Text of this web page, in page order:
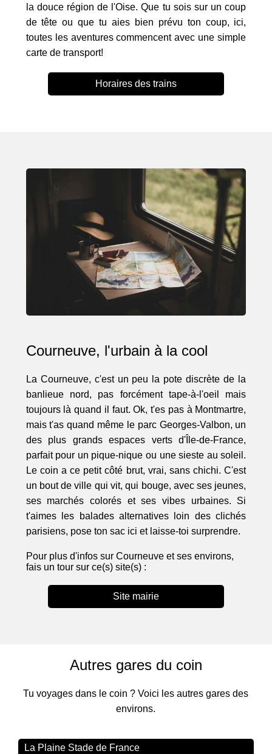
la douce région de l'Oise. Que tu sois sur un coup
de tête ou que tu aies bien prévu ton coup, ici,
toutes les aventures commencent avec une simple
carte de transport!
Horaires des trains
Courneuve, l'urbain à la cool
La Courneuve, c'est un peu la pote discrète de la
banlieue nord, pas forcément tape-à-l'oeil mais
toujours là quand il faut. Ok, t'es pas à Montmartre,
mais t'as quand même le parc Georges-Valbon, un
des plus grands espaces verts d'Île-de-France,
parfait pour un pique-nique ou une sieste au soleil.
Le coin a ce petit côté brut, vrai, sans chichi. C'est
un bout de ville qui vit, qui bouge, avec ses jeunes,
ses marchés colorés et ses vibes urbaines. Si
t'aimes les balades alternatives loin des clichés
parisiens, pose ton sac ici et laisse-toi surprendre.
Pour plus d'infos sur Courneuve et ses environs,
fais un tour sur ce(s) site(s) :
Site mairie
Autres gares du coin
Tu voyages dans le coin ? Voici les autres gares des
environs.
La Plaine Stade de France